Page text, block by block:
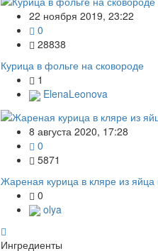
22 ноября 2019, 23:22
0
28838
Курица в фольге на сковороде
1
ElenaLeonova
8 августа 2020, 17:28
0
5871
Жареная курица в кляре из
0
olya
Ингредиенты